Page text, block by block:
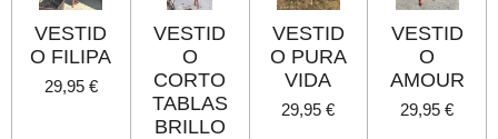
VESTID
O FILIPA
29,95 €
VESTID
O
CORTO
TABLAS
BRILLO
VESTID
O PURA
VIDA
29,95 €
VESTID
O
AMOUR
29,95 €